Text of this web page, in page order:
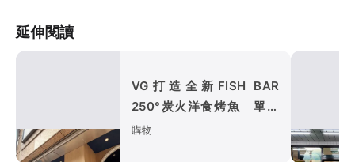
延伸閱讀
VG打造全新FISH BAR
250°炭火洋食烤魚 單人
套餐重新定義烤魚料理
購物